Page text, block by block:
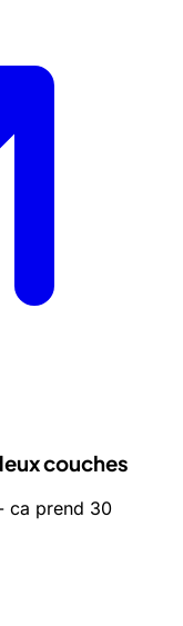
couches
ca prend 30